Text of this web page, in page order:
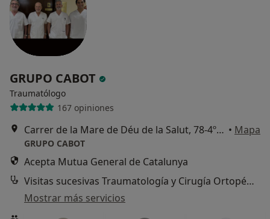
GRUPO CABOT
Traumatólogo
167 opiniones
Carrer de la Mare de Déu de la Salut, 78-4ºB, Barcelona • Mapa
GRUPO CABOT
Acepta Mutua General de Catalunya
Visitas sucesivas Traumatología y Cirugía Ortopédica
Mostrar más servicios